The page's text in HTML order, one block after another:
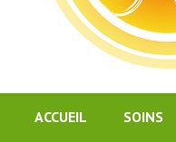
ACCUEIL SOINS